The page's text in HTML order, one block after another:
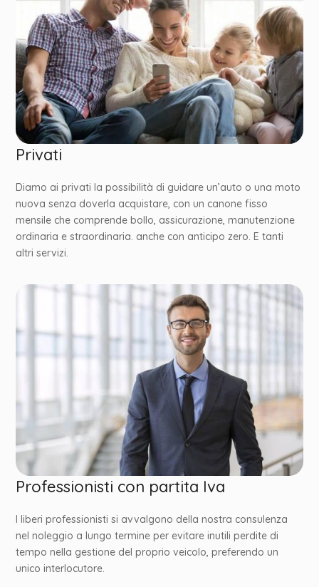
Privati
Diamo ai privati la possibilità di guidare un’auto o una moto
nuova senza doverla acquistare, con un canone fisso
mensile che comprende bollo, assicurazione, manutenzione
ordinaria e straordinaria. anche con anticipo zero. E tanti
altri servizi.
Professionisti con partita Iva
I liberi professionisti si avvalgono della nostra consulenza
nel noleggio a lungo termine per evitare inutili perdite di
tempo nella gestione del proprio veicolo, preferendo un
unico interlocutore.